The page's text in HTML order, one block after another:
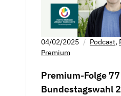
04/02/2025 Podcast,
Premium
Premium-Folge
Bundestagswahl